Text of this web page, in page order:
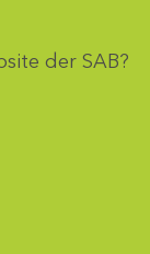
der SAB?